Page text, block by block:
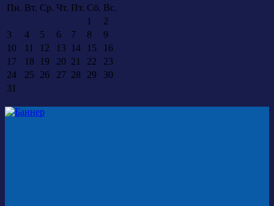
Пн. Вт. Ср. Чт. Пт. Сб. Вс.
1
2
3
4 5 6 7 8
9
10
11 12 13 14 15
16
17
18 19 20 21 22
23
24
25 26 27 28 29
30
31